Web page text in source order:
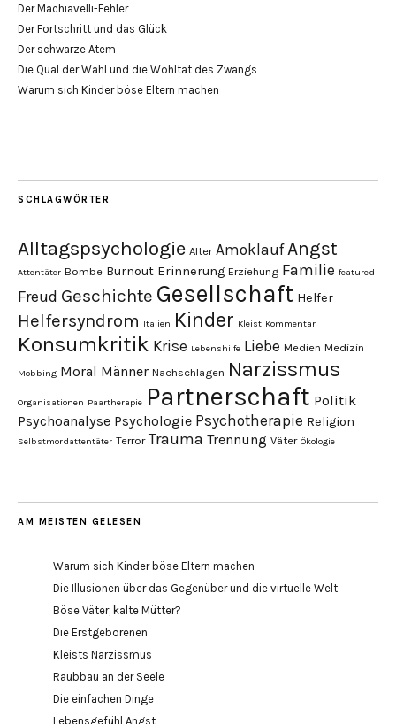
Der Machiavelli-Fehler
Der Fortschritt und das Glück
Der schwarze Atem
Die Qual der Wahl und die Wohltat des Zwangs
Warum sich Kinder böse Eltern machen
SCHLAGWÖRTER
Alltagspsychologie Alter Amoklauf Angst
Attentäter Bombe Burnout Erinnerung Erziehung Familie featured
Freud Geschichte Gesellschaft Helfer
Helfersyndrom Italien Kinder Kleist Kommentar
Konsumkritik Krise Lebenshilfe Liebe Medien Medizin
Mobbing Moral Männer Nachschlagen Narzissmus
Organisationen Paartherapie Partnerschaft Politik
Psychoanalyse Psychologie Psychotherapie Religion
Selbstmordattentäter Terror Trauma Trennung Väter Ökologie
AM MEISTEN GELESEN
Warum sich Kinder böse Eltern machen
Die Illusionen über das Gegenüber und die virtuelle Welt
Böse Väter, kalte Mütter?
Die Erstgeborenen
Kleists Narzissmus
Raubbau an der Seele
Die einfachen Dinge
Lebensgefühl Angst